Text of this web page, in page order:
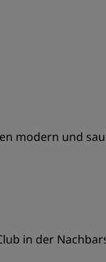
modern und
in der